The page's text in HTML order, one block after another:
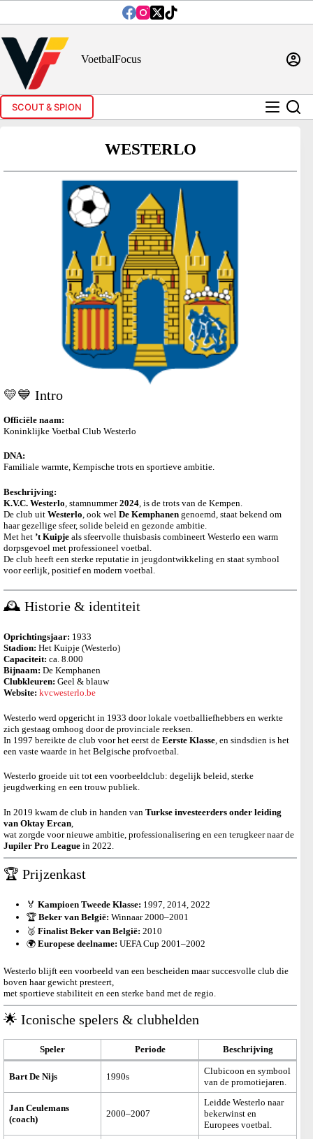
inhoud
VoetbalFocus
SCOUT & SPION
WESTERLO
💛💙 Intro
Officiële naam:
Koninklijke Voetbal Club Westerlo
DNA:
Familiale warmte, Kempische trots en sportieve ambitie.
Beschrijving:
K.V.C. Westerlo , stamnummer2024 , is de trots van de Kempen.
De club uit Westerlo , ook wel De Kemphanen genoemd, staat bekend om
haar gezellige sfeer, solide beleid en gezonde ambitie.
Met het ’t Kuipje als sfeervolle thuisbasis combineert Westerlo een warm
dorpsgevoel met professioneel voetbal.
De club heeft een sterke reputatie in jeugdontwikkeling en staat symbool
voor eerlijk, positief en modern voetbal.
🕰️ Historie & identiteit
Oprichtingsjaar: 1933
Stadion: Het Kuipje (Westerlo)
Capaciteit: ca. 8.000
Bijnaam: De Kemphanen
Clubkleuren: Geel & blauw
Website: kvcwesterlo.be
Westerlo werd opgericht in 1933 door lokale voetballiefhebbers en werkte
zich gestaag omhoog door de provinciale reeksen.
In 1997 bereikte de club voor het eerst de Eerste Klasse , en sindsdien is het
een vaste waarde in het Belgische profvoetbal.
Westerlo groeide uit tot een voorbeeldclub: degelijk beleid, sterke
jeugdwerking en een trouw publiek.
In 2019 kwam de club in handen van Turkse investeerders onder leiding
van Oktay Ercan
wat zorgde voor nieuwe ambitie, professionalisering en een terugkeer naar de
Jupiler Pro League in 2022.
🏆 Prijzenkast
🏅 Kampioen Tweede Klasse: 1997, 2014, 2022
🏆 Beker van België: Winnaar 2000–2001
🥈 Finalist Beker van België: 2010
🌍 Europese deelname: UEFA Cup 2001–2002
Westerlo blijft een voorbeeld van een bescheiden maar succesvolle club die
boven haar gewicht presteert,
met sportieve stabiliteit en een sterke band met de regio.
🌟 Iconische spelers & clubhelden
Speler Periode Beschrijving
Bart De Nijs 1990s
Clubicoon en symbool
van de promotiejaren.
Jan Ceulemans
(coach)
2000–2007
Leidde Westerlo naar
bekerwinst en
Europees voetbal.